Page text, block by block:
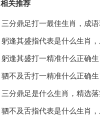
相关推荐
三分鼎足打一最佳生肖，成
躬逢其盛指代表是什么生肖
躬逢其盛打一精准什么正确
驷不及舌打一精准什么正确
三分鼎足是什么生肖，精选
驷不及舌指代表是什么生肖